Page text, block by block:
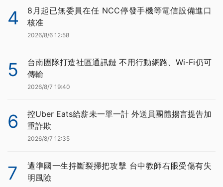
4
8月起已無委員在任 NCC停發手機等電信設備進口
核准
2026/8/6 12:58
5
台南團隊打造社區通訊鏈 不用行動網路、Wi-Fi仍可
傳輸
2026/8/7 19:40
6
控Uber Eats給薪未一單一計 外送員團體揚言提告加
重詐欺
2026/8/7 12:35
7
遭準國一生持斷裂掃把攻擊 台中教師右眼受傷有失
明風險